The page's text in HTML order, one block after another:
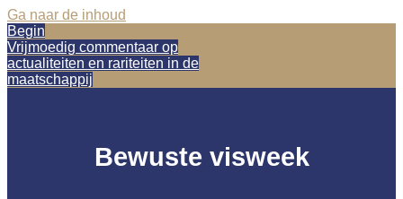
Ga naar de inhoud
Begin
Vrijmoedig commentaar op
actualiteiten en rariteiten in de
maatschappij
Bewuste visweek